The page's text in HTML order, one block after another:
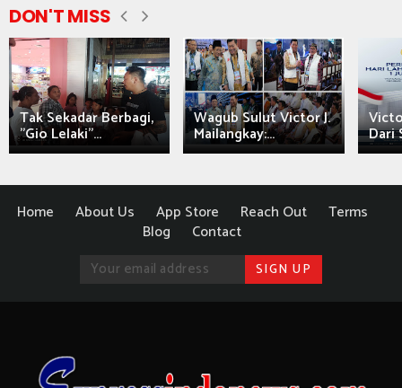
DON'T MISS
Tak Sekadar Berbagi,
"Gio Lelaki"...
Wagub Sulut Victor J.
Mailangkay:... Dari
Home About Us App Store Reach Out
Terms
Blog
Contact